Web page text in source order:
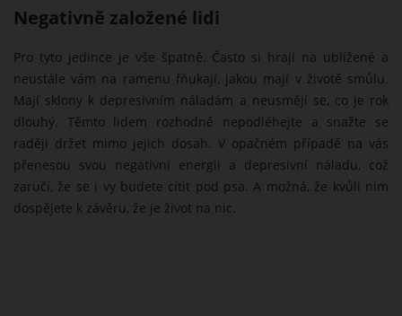
Negativně založené lidi
Pro tyto jedince je vše špatně. Často si hrají na ublížené a
neustále vám na ramenu fňukají, jakou mají v životě smůlu.
Mají sklony k depresivním náladám a neusmějí se, co je rok
dlouhý. Těmto lidem rozhodně nepodléhejte a snažte se
raději držet mimo jejich dosah. V opačném případě na vás
přenesou svou negativní energii a depresivní náladu, což
zaručí, že se i vy budete cítit pod psa. A možná, že kvůli nim
dospějete k závěru, že je život na nic.